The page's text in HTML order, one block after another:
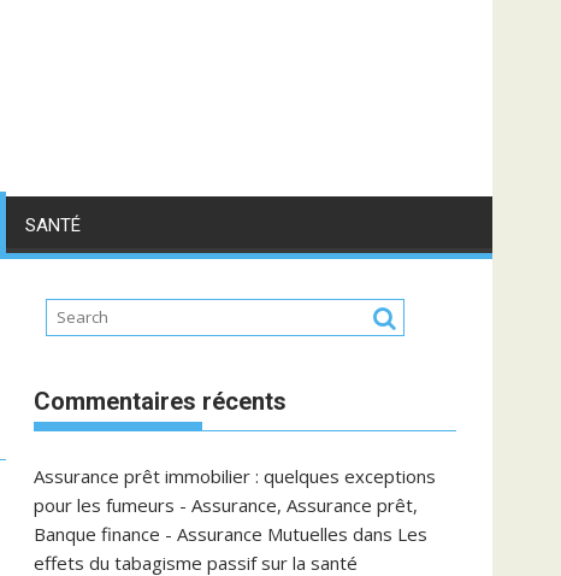
SANTÉ
Commentaires récents
Assurance prêt immobilier : quelques exceptions
pour les fumeurs - Assurance, Assurance prêt,
Banque finance - Assurance Mutuelles dans Les
effets du tabagisme passif sur la santé